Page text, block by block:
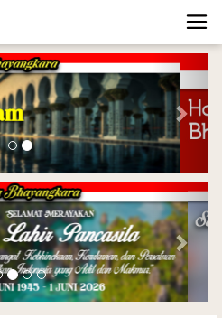
Next
Next